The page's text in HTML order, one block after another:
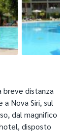
distanza
Nova Siri, sul
dal magnifico
disposto